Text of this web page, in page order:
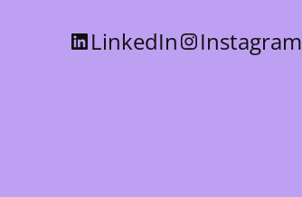
LinkedIn Instagram